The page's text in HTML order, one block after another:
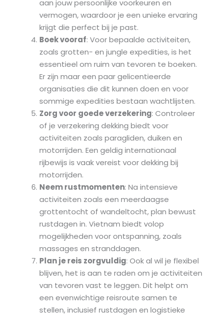
aan jouw persoonlijke voorkeuren en
vermogen, waardoor je een unieke ervaring
krijgt die perfect bij je past.
Boek vooraf: Voor bepaalde activiteiten,
zoals grotten- en jungle expedities, is het
essentieel om ruim van tevoren te boeken.
Er zijn maar een paar gelicentieerde
organisaties die dit kunnen doen en voor
sommige expedities bestaan wachtlijsten.
Zorg voor goede verzekering: Controleer
of je verzekering dekking biedt voor
activiteiten zoals paragliden, duiken en
motorrijden. Een geldig internationaal
rijbewijs is vaak vereist voor dekking bij
motorrijden.
Neem rustmomenten: Na intensieve
activiteiten zoals een meerdaagse
grottentocht of wandeltocht, plan bewust
rustdagen in. Vietnam biedt volop
mogelijkheden voor ontspanning, zoals
massages en stranddagen.
Plan je reis zorgvuldig: Ook al wil je flexibel
blijven, het is aan te raden om je activiteiten
van tevoren vast te leggen. Dit helpt om
een evenwichtige reisroute samen te
stellen, inclusief rustdagen en logistieke